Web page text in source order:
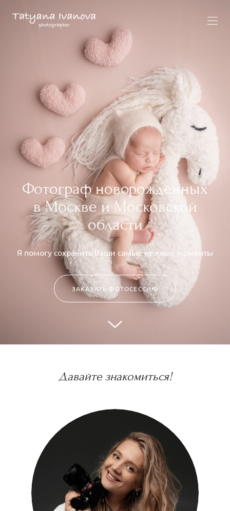
Фотограф новорожденных
в Москве и Московской
области
Я помогу сохранить Ваши самые нежные моменты
ЗАКАЗАТЬ ФОТОСЕССИЮ
Давайте знакомиться!